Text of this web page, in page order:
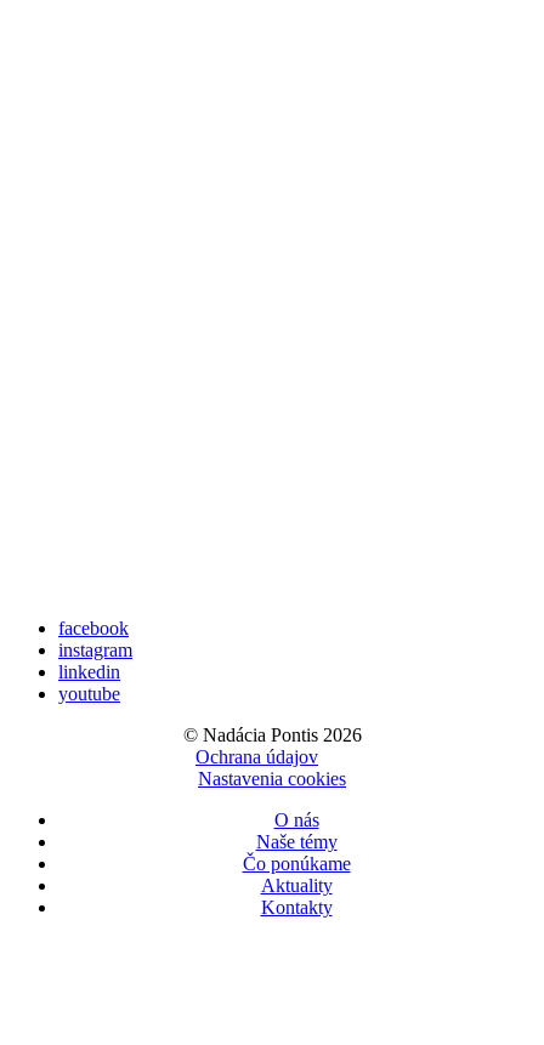
facebook
instagram
linkedin
youtube
© Nadácia Pontis 2026
Ochrana údajov
Nastavenia cookies
O nás
Naše témy
Čo ponúkame
Aktuality
Kontakty